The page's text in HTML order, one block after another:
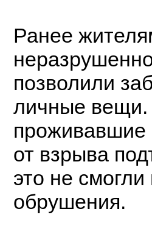
Ранее
позволили
личные
проживавшие
от взрыва
это не смогли
обрушения.